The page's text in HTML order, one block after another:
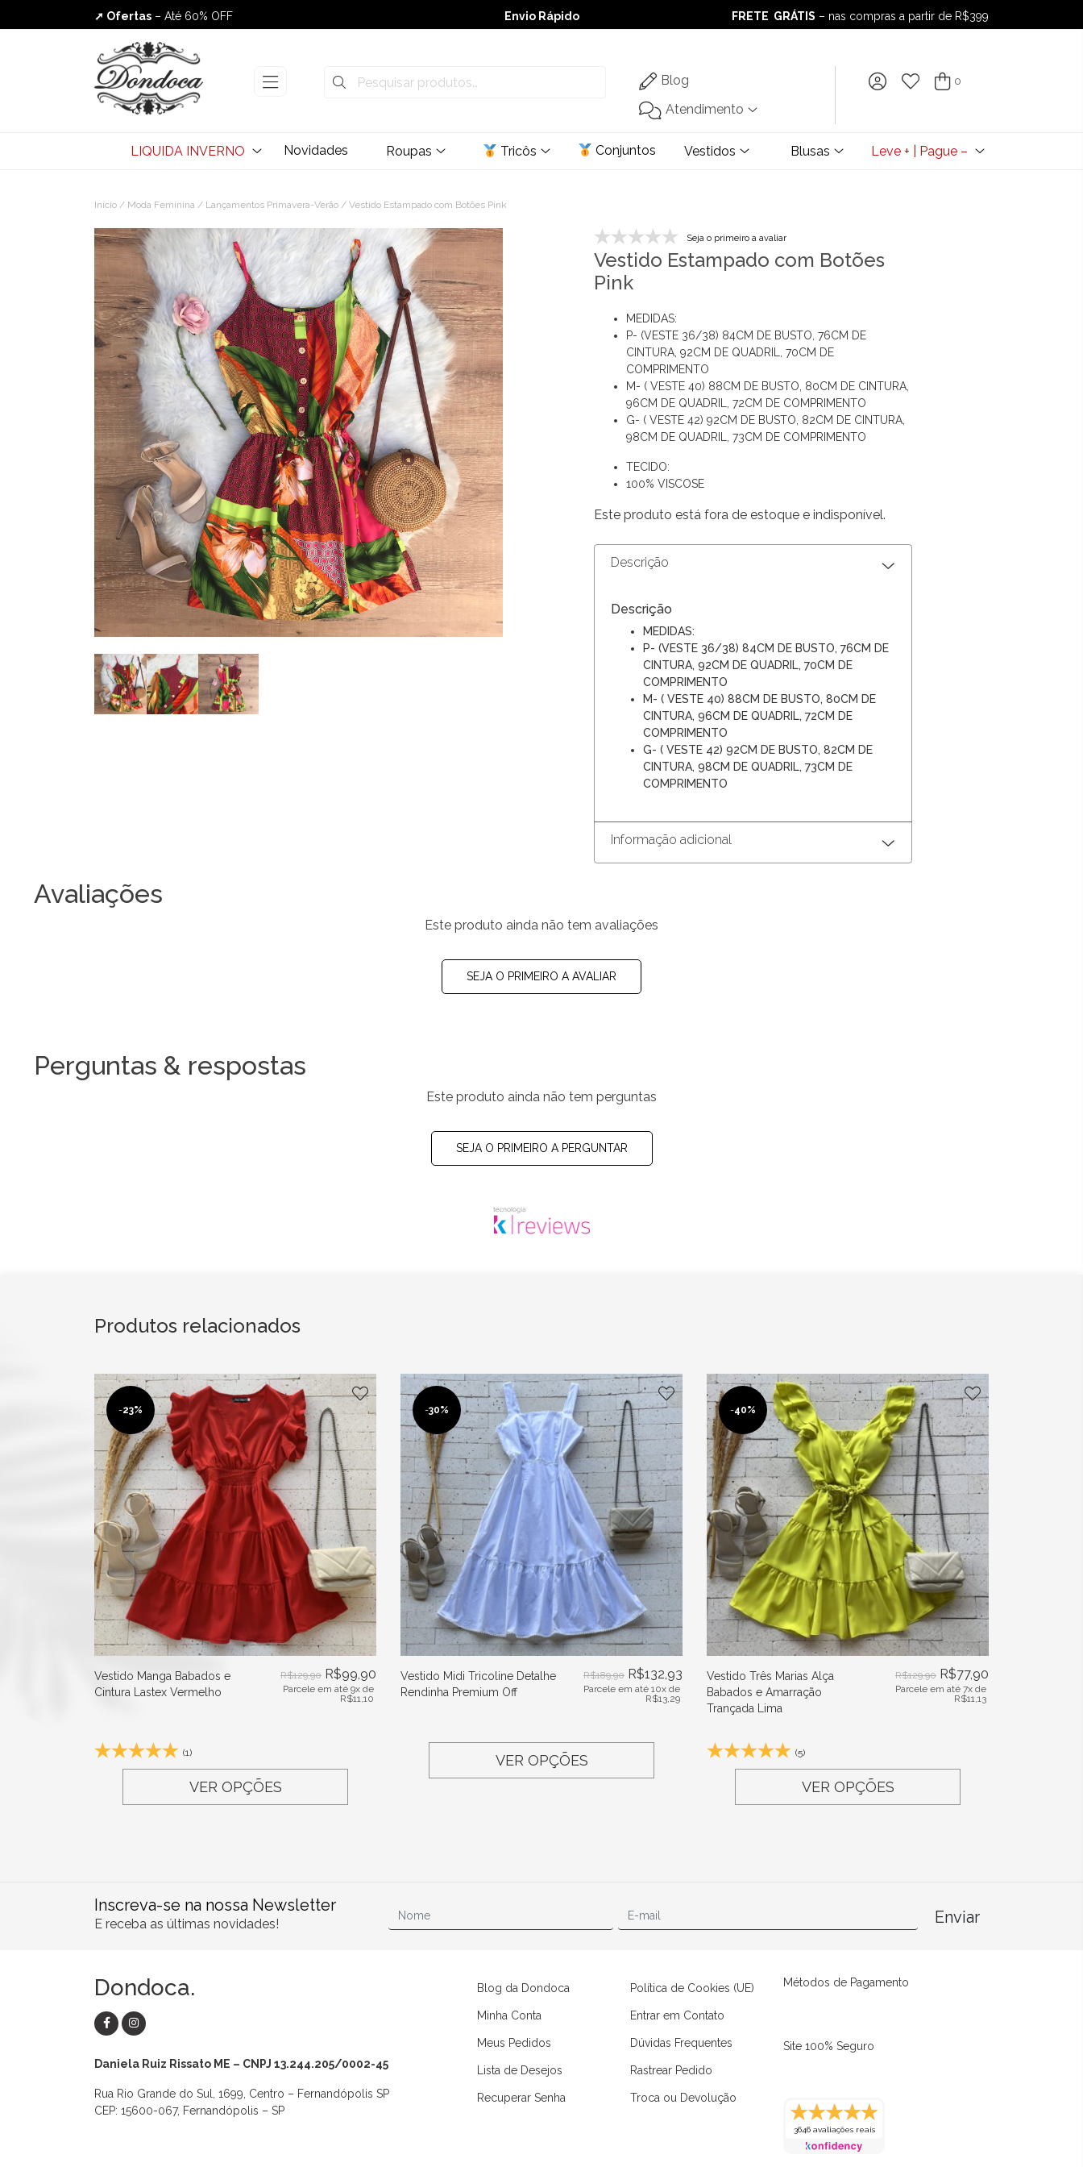
➚ Ofertas – Até 60% OFF
Envio Rápido
Envio Rápido
➚ Ofertas– Até 60% OFF
FRETE GRÁTIS – nas compras a partir de R$399
FRETE GRÁTIS– nas compras a partir de R$399
Blog
Atendimento
0
LIQUIDA INVERNO Novidades Roupas Tricôs Conjuntos Vestidos Blusas Leve + | Pague –
Macaquinhos Blusas Vestidos Calças
Início / Moda Feminina / Lançamentos Primavera-Verão / Vestido Estampado com Botões Pink
Seja o primeiro a avaliar
Vestido Estampado com Botões
Pink
MEDIDAS:
P- (VESTE 36/38) 84CM DE BUSTO, 76CM DE
CINTURA, 92CM DE QUADRIL, 70CM DE
COMPRIMENTO
M- ( VESTE 40) 88CM DE BUSTO, 80CM DE CINTURA,
96CM DE QUADRIL, 72CM DE COMPRIMENTO
G- ( VESTE 42) 92CM DE BUSTO, 82CM DE CINTURA,
98CM DE QUADRIL, 73CM DE COMPRIMENTO
TECIDO:
100% VISCOSE
Este produto está fora de estoque e indisponível.
Descrição
Descrição
MEDIDAS:
P- (VESTE 36/38) 84CM DE BUSTO, 76CM DE
CINTURA, 92CM DE QUADRIL, 70CM DE
COMPRIMENTO
M- ( VESTE 40) 88CM DE BUSTO, 80CM DE
CINTURA, 96CM DE QUADRIL, 72CM DE
COMPRIMENTO
G- ( VESTE 42) 92CM DE BUSTO, 82CM DE
CINTURA, 98CM DE QUADRIL, 73CM DE
COMPRIMENTO
Informação adicional
Avaliações
Este produto ainda não tem avaliações
SEJA O PRIMEIRO A AVALIAR
Perguntas & respostas
Este produto ainda não tem perguntas
SEJA O PRIMEIRO A PERGUNTAR
Produtos relacionados
-23%
Vestido Manga Babados e
Cintura Lastex Vermelho
R$129,90 R$99,90
Parcele em até 9x de
R$11,10
(1)
VER OPÇÕES
-30%
Vestido Midi Tricoline Detalhe
Rendinha Premium Off
R$189,90 R$132,93
Parcele em até 10x de
R$13,29
VER OPÇÕES
-40%
Vestido Três Marias Alça
Babados e Amarração
Trançada Lima
R$129,90 R$77,90
Parcele em até 7x de
R$11,13
(5)
VER OPÇÕES
Inscreva-se na nossa Newsletter
E receba as últimas novidades! Enviar
Dondoca.
Daniela Ruiz Rissato ME – CNPJ 13.244.205/0002-45
Rua Rio Grande do Sul, 1699, Centro – Fernandópolis SP
CEP: 15600-067, Fernandópolis – SP
Blog da Dondoca
Minha Conta
Meus Pedidos
Lista de Desejos
Recuperar Senha
Política de Cookies (UE)
Entrar em Contato
Dúvidas Frequentes
Rastrear Pedido
Troca ou Devolução
Métodos de Pagamento
Site 100% Seguro
3646 avaliações reais